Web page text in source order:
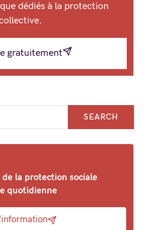
dédiés à la protection
gratuitement
SEARCH
la protection sociale
quotidienne